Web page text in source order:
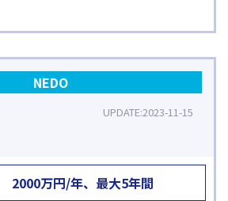
NEDO
UPDATE2023-11-15
2000万円/年、最大5年間